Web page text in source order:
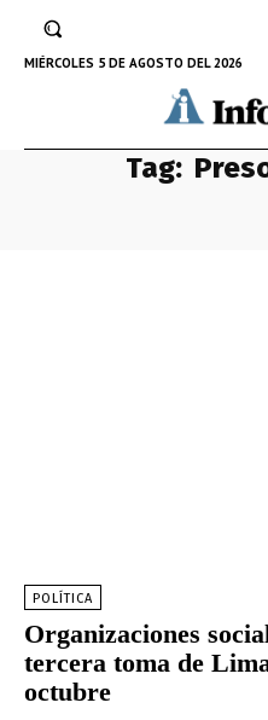
MIÉRCOLES 5 DE AGOSTO DEL 2026
Tag:
POLÍTICA
Organizaciones
tercera toma de
octubre